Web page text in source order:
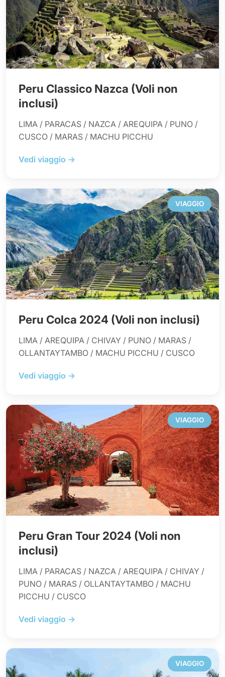
Peru Classico Nazca (Voli non
inclusi)
LIMA / PARACAS / NAZCA / AREQUIPA / PUNO /
CUSCO / MARAS / MACHU PICCHU
Vedi viaggio →
VIAGGIO
Peru Colca 2024 (Voli non inclusi)
LIMA / AREQUIPA / CHIVAY / PUNO / MARAS /
OLLANTAYTAMBO / MACHU PICCHU / CUSCO
Vedi viaggio →
VIAGGIO
Peru Gran Tour 2024 (Voli non
inclusi)
LIMA / PARACAS / NAZCA / AREQUIPA / CHIVAY /
PUNO / MARAS / OLLANTAYTAMBO / MACHU
PICCHU / CUSCO
Vedi viaggio →
VIAGGIO